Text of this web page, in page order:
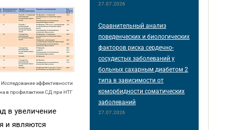
Исследование эффективности
в профилактике СД при НТГ
в увеличение
и являются
27.07.2026
Сравнительный анализ
поведенческих и биологических
факторов риска сердечно-
сосудистых заболеваний у
больных сахарным диабетом 2
типа в зависимости от
коморбидности соматических
заболеваний
27.07.2026